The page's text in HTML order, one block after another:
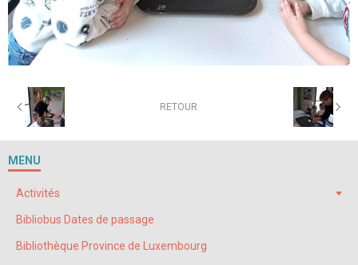
RETOUR
MENU
Activités
Bibliobus Dates de passage
Bibliothèque Province de Luxembourg